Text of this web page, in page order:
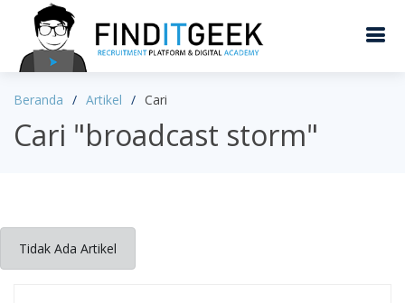
Beranda Artikel Cari
Cari "broadcast storm"
Tidak Ada Artikel